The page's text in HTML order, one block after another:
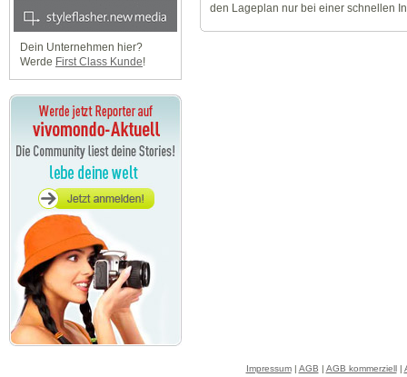
Dein Unternehmen hier?
Werde First Class Kunde!
den Lageplan nur bei einer schnellen
Impressum| AGB | AGB kommerziell|